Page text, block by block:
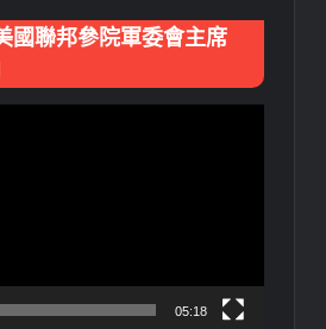
國聯邦參院軍委會主席
05:18